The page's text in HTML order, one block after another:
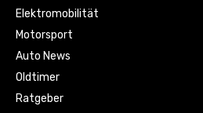
Elektromobilität
Motorsport
Auto News
Oldtimer
Ratgeber